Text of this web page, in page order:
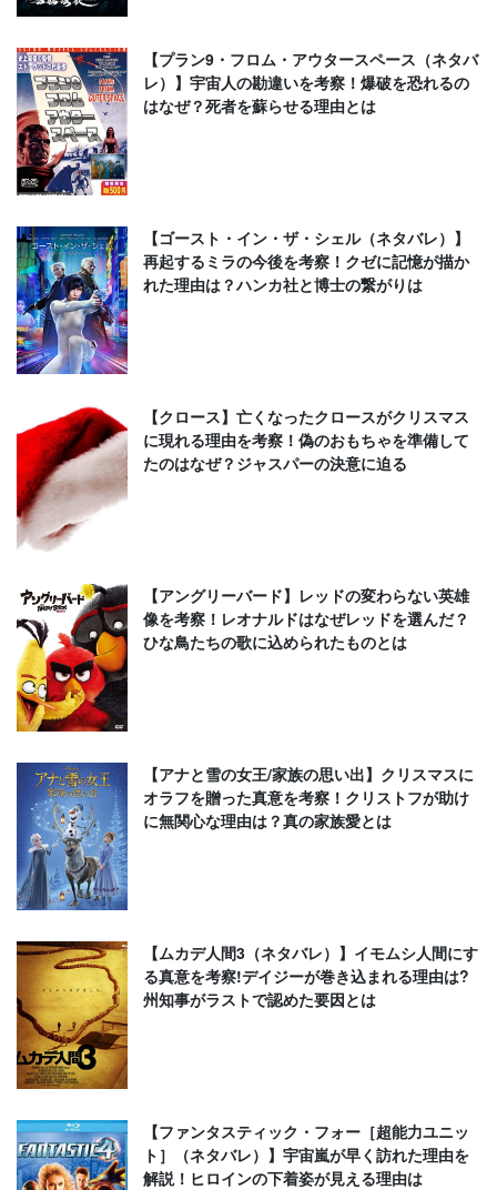
【プラン9・フロム・アウタースペース（ネタバ
レ）】宇宙人の勘違いを考察！爆破を恐れるの
はなぜ？死者を蘇らせる理由とは
【ゴースト・イン・ザ・シェル（ネタバレ）】
再起するミラの今後を考察！クゼに記憶が描か
れた理由は？ハンカ社と博士の繋がりは
【クロース】亡くなったクロースがクリスマス
に現れる理由を考察！偽のおもちゃを準備して
たのはなぜ？ジャスパーの決意に迫る
【アングリーバード】レッドの変わらない英雄
像を考察！レオナルドはなぜレッドを選んだ？
ひな鳥たちの歌に込められたものとは
【アナと雪の女王/家族の思い出】クリスマスに
オラフを贈った真意を考察！クリストフが助け
に無関心な理由は？真の家族愛とは
【ムカデ人間3（ネタバレ）】イモムシ人間にす
る真意を考察!デイジーが巻き込まれる理由は?
州知事がラストで認めた要因とは
【ファンタスティック・フォー［超能力ユニッ
ト］（ネタバレ）】宇宙嵐が早く訪れた理由を
解説！ヒロインの下着姿が見える理由は